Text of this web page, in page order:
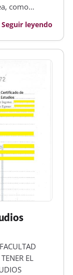
como
el
q…
Seguir leyendo
EL